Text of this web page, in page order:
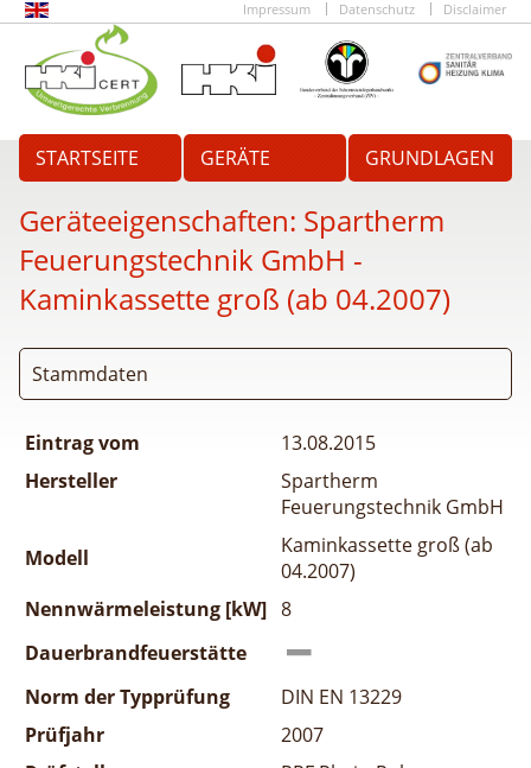
Impressum Datenschutz Disclaimer
STARTSEITE GERÄTE GRUNDLAGEN
Geräteeigenschaften: Spartherm
Feuerungstechnik GmbH -
Kaminkassette groß (ab 04.2007)
Stammdaten
Eintrag vom
13.08.2015
Hersteller
Spartherm
Feuerungstechnik GmbH
Modell
Kaminkassette groß (ab
04.2007)
Nennwärmeleistung [kW] 8
Dauerbrandfeuerstätte
Norm der Typprüfung
DIN EN 13229
Prüfjahr
2007